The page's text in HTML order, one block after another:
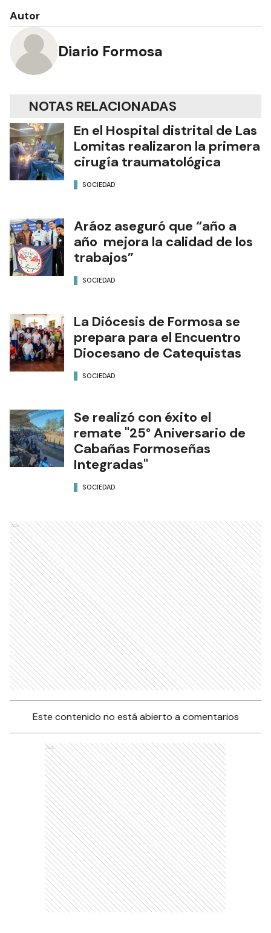
Autor
Diario Formosa
NOTAS RELACIONADAS
En el Hospital distrital de Las
Lomitas realizaron la primera
cirugía traumatológica
SOCIEDAD
Aráoz aseguró que “año a
año mejora la calidad de los
trabajos”
SOCIEDAD
La Diócesis de Formosa se
prepara para el Encuentro
Diocesano de Catequistas
SOCIEDAD
Se realizó con éxito el
remate "25° Aniversario de
Cabañas Formoseñas
Integradas"
SOCIEDAD
Ads
Este contenido no está abierto a comentarios
Ads